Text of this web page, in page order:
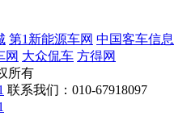
第1新能源车网 中国客车信息
网 大众侃车 方得网
所有
联系我们：010-67918097